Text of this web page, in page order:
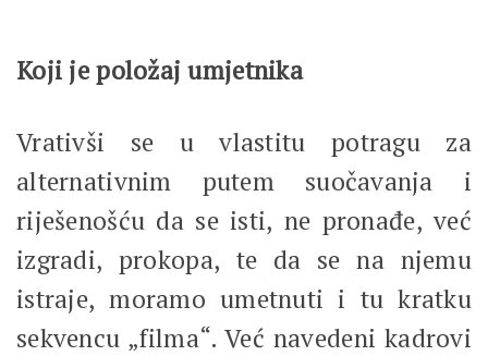
Koji je položaj umjetnika
Vrativši se u vlastitu potragu za
alternativnim putem suočavanja i
riješenošću da se isti, ne pronađe, već
izgradi, prokopa, te da se na njemu
istraje, moramo umetnuti i tu kratku
sekvencu „filma“. Već navedeni kadrovi